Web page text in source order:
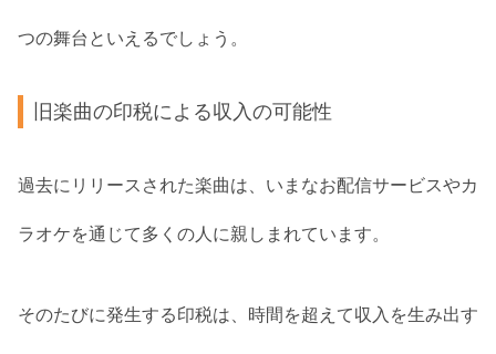
つの舞台といえるでしょう。
旧楽曲の印税による収入の可能性
過去にリリースされた楽曲は、いまなお配信サービスやカ
ラオケを通じて多くの人に親しまれています。
そのたびに発生する印税は、時間を超えて収入を生み出す